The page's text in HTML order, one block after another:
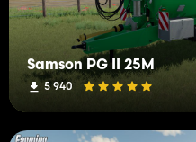
Samson PG II 25M
5 940